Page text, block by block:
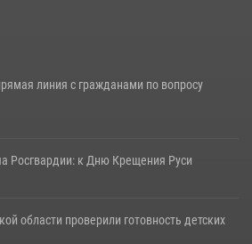
линия с гражданами по вопросу
Росгвардии: к Дню Крещения Руси
области проверили готовность детских